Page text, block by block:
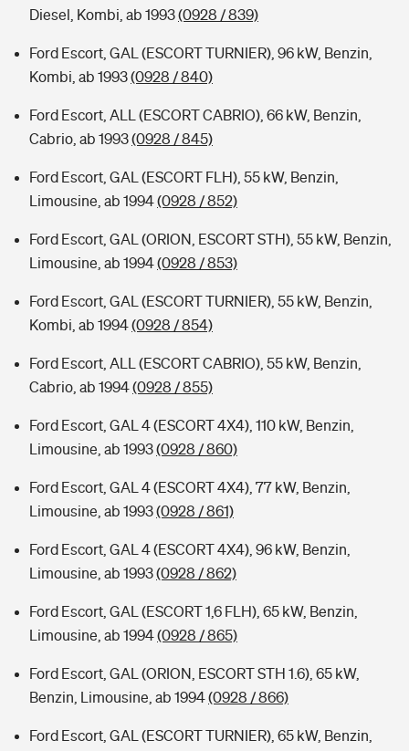
Diesel, Kombi, ab 1993(0928 / 839)
Ford Escort, GAL (ESCORT TURNIER), 96 kW, Benzin,
Kombi, ab 1993(0928 / 840)
Ford Escort, ALL (ESCORT CABRIO), 66 kW, Benzin,
Cabrio, ab 1993(0928 / 845)
Ford Escort, GAL (ESCORT FLH), 55 kW, Benzin,
Limousine, ab 1994(0928 / 852)
Ford Escort, GAL (ORION, ESCORT STH), 55 kW, Benzin,
Limousine, ab 1994(0928 / 853)
Ford Escort, GAL (ESCORT TURNIER), 55 kW, Benzin,
Kombi, ab 1994(0928 / 854)
Ford Escort, ALL (ESCORT CABRIO), 55 kW, Benzin,
Cabrio, ab 1994(0928 / 855)
Ford Escort, GAL 4 (ESCORT 4X4), 110 kW, Benzin,
Limousine, ab 1993(0928 / 860)
Ford Escort, GAL 4 (ESCORT 4X4), 77 kW, Benzin,
Limousine, ab 1993(0928 / 861)
Ford Escort, GAL 4 (ESCORT 4X4), 96 kW, Benzin,
Limousine, ab 1993(0928 / 862)
Ford Escort, GAL (ESCORT 1,6 FLH), 65 kW, Benzin,
Limousine, ab 1994(0928 / 865)
Ford Escort, GAL (ORION, ESCORT STH 1.6), 65 kW,
Benzin, Limousine, ab 1994(0928 / 866)
Ford Escort, GAL (ESCORT TURNIER), 65 kW, Benzin,